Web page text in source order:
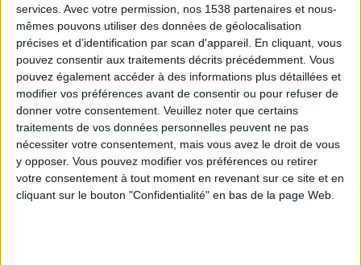
services. Avec votre permission, nos 1538 partenaires et nous-
mêmes pouvons utiliser des données de géolocalisation
précises et d’identification par scan d'appareil. En cliquant, vous
pouvez consentir aux traitements décrits précédemment. Vous
pouvez également accéder à des informations plus détaillées et
modifier vos préférences avant de consentir ou pour refuser de
donner votre consentement. Veuillez noter que certains
traitements de vos données personnelles peuvent ne pas
nécessiter votre consentement, mais vous avez le droit de vous
y opposer. Vous pouvez modifier vos préférences ou retirer
votre consentement à tout moment en revenant sur ce site et en
cliquant sur le bouton "Confidentialité" en bas de la page Web.
Combien de kilos souhaitez-vous perdre ?
Moins de
5 kilos
De 5 à 10
Plus de
Webinaires en direct Voir tout